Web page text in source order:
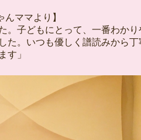
んママより】
。子どもにとって、一番わか
た。いつも優しく譜読みから
す」